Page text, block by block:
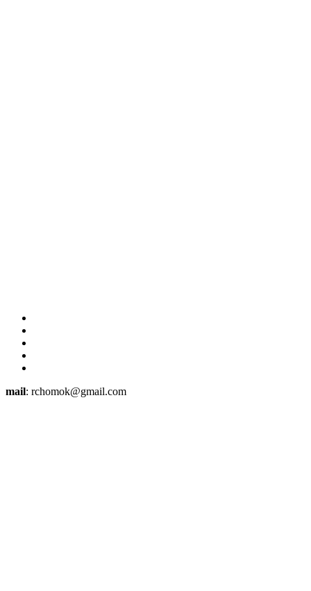
mail: rchomok@gmail.com